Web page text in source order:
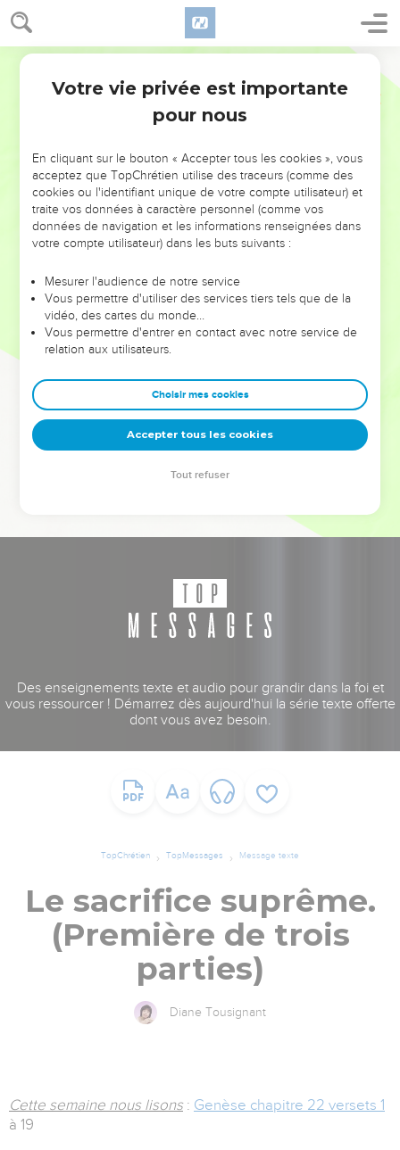
NE MANQUEZ PAS L’ÉVÉNEMENT
DE L’ANNÉE !
ET SI LEURS ERREURS POUVAIENT VOUS ÉVITER LES
VOTRES ?
leur foi ou leur vision. Mais on voit moins les doutes, les erreurs
et les saisons difficiles qu'ils ont traversés, alors même que ce
sont elles qui les ont façonnés.
Dans cette conférence, leaders, entrepreneurs, et responsables
clés pour avancer avec plus de sagesse afin que leurs erreurs
deviennent vos tremplins. Que vous guidiez un ministère, une
équipe, un groupe ou une famille, leur expérience est faite
pour vous.
Des enseignements texte et audio pour grandir dans la foi et
vous ressourcer ! Démarrez dès aujourd'hui la série texte offerte
dont vous avez besoin.
TopChrétien TopMessages Message texte
Le sacrifice suprême.
(Première de trois
parties)
Diane Tousignant
Cette semaine nous lisons: Genèse chapitre 22 versets 1
à 19
Votre vie privée est importante
pour nous
En cliquant sur le bouton « Accepter tous les cookies », vous
acceptez que TopChrétien utilise des traceurs (comme des
cookies ou l'identifiant unique de votre compte utilisateur) et
traite vos données à caractère personnel (comme vos
données de navigation et les informations renseignées dans
votre compte utilisateur) dans les buts suivants :
Mesurer l'audience de notre service
Vous permettre d'utiliser des services tiers tels que de la
vidéo, des cartes du monde…
Vous permettre d'entrer en contact avec notre service de
relation aux utilisateurs.
Choisir mes cookies
Accepter tous les cookies
Tout refuser